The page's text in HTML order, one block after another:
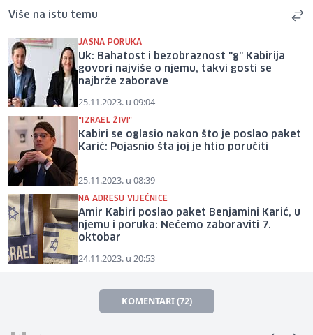
Više na istu temu
JASNA PORUKA
Uk: Bahatost i bezobraznost "g" Kabirija
govori najviše o njemu, takvi gosti se
najbrže zaborave
25.11.2023. u 09:04
"IZRAEL ŽIVI"
Kabiri se oglasio nakon što je poslao paket
Karić: Pojasnio šta joj je htio poručiti
25.11.2023. u 08:39
NA ADRESU VIJEĆNICE
Amir Kabiri poslao paket Benjamini Karić, u
njemu i poruka: Nećemo zaboraviti 7.
oktobar
24.11.2023. u 20:53
KOMENTARI (72)